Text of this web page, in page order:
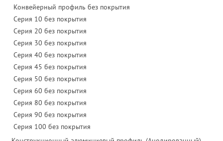
Конвейерный профиль без покрытия
Серия 10 без покрытия
Серия 20 без покрытия
Серия 30 без покрытия
Серия 40 без покрытия
Серия 45 без покрытия
Серия 50 без покрытия
Серия 60 без покрытия
Серия 80 без покрытия
Серия 90 без покрытия
Серия 100 без покрытия